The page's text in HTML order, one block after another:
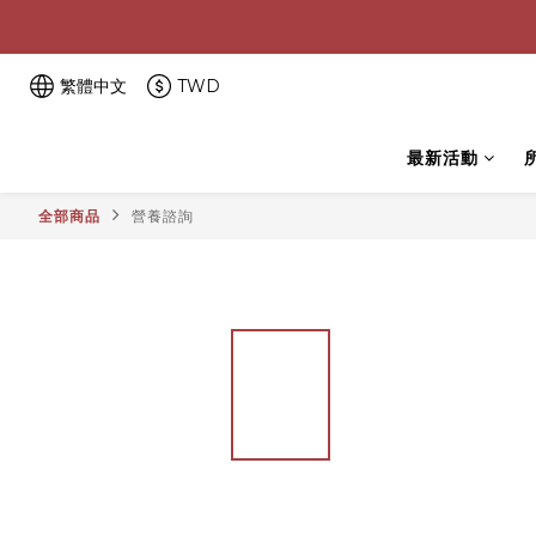
繁體中文 TWD
最新活動
全部商品 營養諮詢